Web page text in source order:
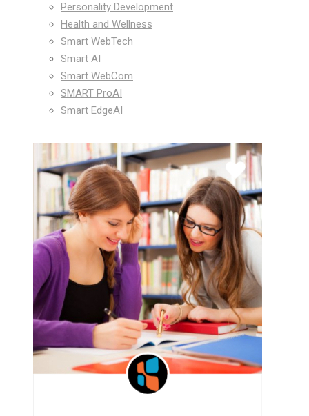
Personality Development
Health and Wellness
Smart WebTech
Smart AI
Smart WebCom
SMART ProAI
Smart EdgeAI